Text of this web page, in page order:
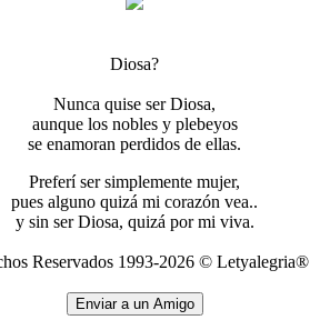
Diosa?
Nunca quise ser Diosa,
aunque los nobles y plebeyos
se enamoran perdidos de ellas.
Preferí ser simplemente mujer,
pues alguno quizá mi corazón vea..
y sin ser Diosa, quizá por mi viva.
Reservados 1993-2026 © Letyalegria®